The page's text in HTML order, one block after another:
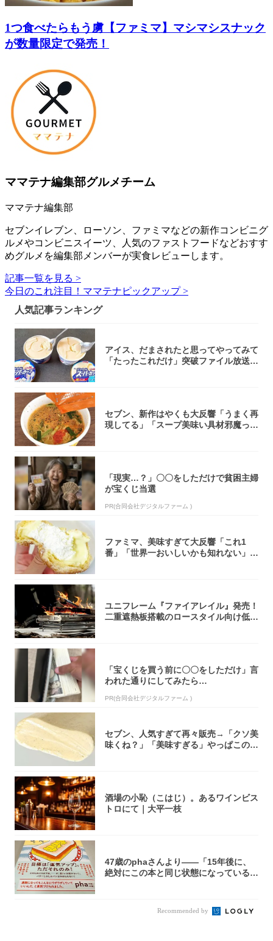
1つ食べたらもう虜【ファミマ】マシマシスナック
が数量限定で発売！
ママテナ編集部グルメチーム
ママテナ編集部
セブンイレブン、ローソン、ファミマなどの新作コンビニグ
ルメやコンビニスイーツ、人気のファストフードなどおすす
めグルメを編集部メンバーが実食レビューします。
記事一覧を見る >
今日のこれ注目！ママテナピックアップ >
人気記事ランキング
アイス、だまされたと思ってやってみて
「たったこれだけ」突破ファイル放送で
セブン、新作はやくも大反響「うまく再
現してる」「スープ美味い具材邪魔って
「現実…？」〇〇をしただけで貧困主婦
が宝くじ当選
PR(合同会社デジタルファーム )
ファミマ、美味すぎて大反響「これ1
番」「世界一おいしいかも知れない」
ユニフレーム『ファイアレイル』発売！
二重遮熱板搭載のロースタイル向け低型
「宝くじを買う前に〇〇をしただけ」言
われた通りにしてみたら…
PR(合同会社デジタルファーム )
セブン、人気すぎて再々販売→「クソ美
味くね？」「美味すぎる」やっぱこのク
酒場の小恥（こはじ）。あるワインビス
トロにて｜大平一枝
47歳のphaさんより――「15年後に、
絶対にこの本と同じ状態になっている自
Recommended by